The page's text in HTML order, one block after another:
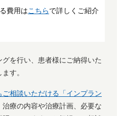
費用はこちらで詳しくご紹介
を行い、患者様にご納得いた
す。
相談いただける「インプラン
治療の内容や治療計画、必要な